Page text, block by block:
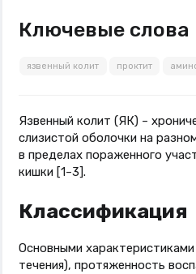
Ключевые слова
язвенный колит проктит
Язвенный колит (ЯК) –
слизистой оболочки на
в пределах пораженного
кишки [1–3].
Классификация
Основными
течения), протяженность